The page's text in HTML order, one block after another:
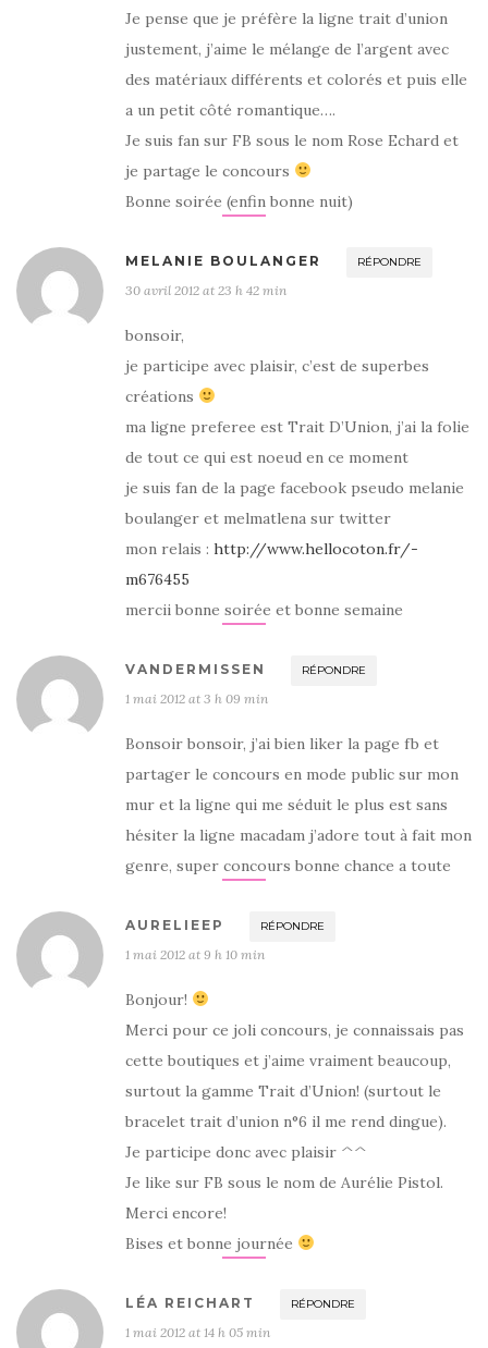
Je pense que je préfère la ligne trait d’union
justement, j’aime le mélange de l’argent avec
des matériaux différents et colorés et puis elle
a un petit côté romantique….
Je suis fan sur FB sous le nom Rose Echard et
je partage le concours
Bonne soirée (enfin bonne nuit)
MELANIE BOULANGER RÉPONDRE
30 avril 2012 at 23 h 42 min
bonsoir,
je participe avec plaisir, c’est de superbes
créations
ma ligne preferee est Trait D’Union, j’ai la folie
de tout ce qui est noeud en ce moment
je suis fan de la page facebook pseudo melanie
boulanger et melmatlena sur twitter
mon relais : http://www.hellocoton.fr/-
m676455
mercii bonne soirée et bonne semaine
VANDERMISSEN RÉPONDRE
1 mai 2012 at 3 h 09 min
Bonsoir bonsoir, j’ai bien liker la page fb et
partager le concours en mode public sur mon
mur et la ligne qui me séduit le plus est sans
hésiter la ligne macadam j’adore tout à fait mon
genre, super concours bonne chance a toute
AURELIEEP RÉPONDRE
1 mai 2012 at 9 h 10 min
Bonjour!
Merci pour ce joli concours, je connaissais pas
cette boutiques et j’aime vraiment beaucoup,
surtout la gamme Trait d’Union! (surtout le
bracelet trait d’union n°6 il me rend dingue).
Je participe donc avec plaisir ^^
Je like sur FB sous le nom de Aurélie Pistol.
Merci encore!
Bises et bonne journée
LÉA REICHART RÉPONDRE
1 mai 2012 at 14 h 05 min